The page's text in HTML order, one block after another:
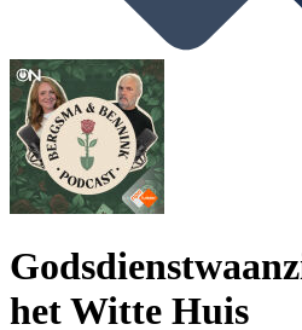
het Witte Huis